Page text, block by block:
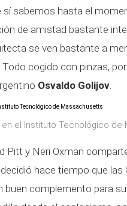
sí sabemos hasta el
de amistad bastante
se ven bastante a
cogido con pinzas,
Osvaldo Golijov.
en el Instituto Tecnológico de
Pitt y Neri Oxman
hace tiempo que
buen complemento para